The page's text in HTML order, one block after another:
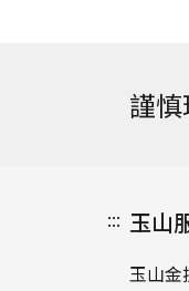
謹
::: 玉山
玉山金